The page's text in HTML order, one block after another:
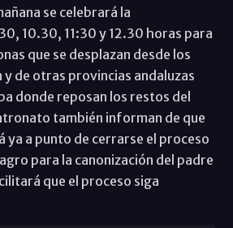
se celebrará la
10.30, 11:30 y 12.30 horas para
que se desplazan desde los
y de otras provincias andaluzas
donde reposan los restos del
también informan de que
ya a punto de cerrarse el proceso
para la canonización del padre
que el proceso siga